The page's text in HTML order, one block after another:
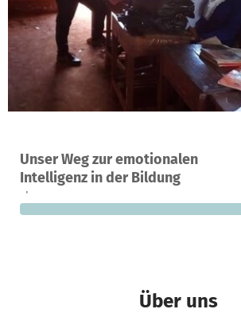
Unser Weg zur emotionalen
Intelligenz in der Bildung
Ein Projekt in Adelsried, Deutschland
0
Spenden
0 %
finanziert
Über uns